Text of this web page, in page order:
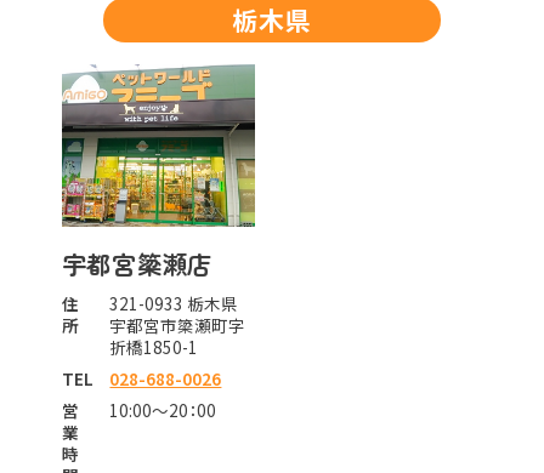
栃木県
宇都宮簗瀬店
住
所
321-0933 栃木県
宇都宮市簗瀬町字
折橋1850-1
TEL
028-688-0026
営
業
時
10:00～20：00